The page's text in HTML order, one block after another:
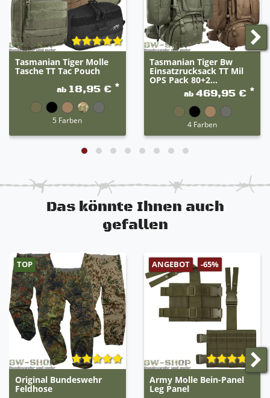
Schultergurte von min. 75 cm bis max. 100 cm
einstellbar
Taillenweite von min. 82 cm bis max. 149 cm
einstellbar (Vorder- und Seitenteile 67 cm +
längenverstellbarer Bauchgurt)
IRR-Eigenschaften der Materialien nach TL 8305-
0278 (nur bei Auswahl der Farbe: Steingrau-Oliv
IRR)
Tasmanian Tiger Molle
Tasche TT Tac Pouch
ab 18,95 € *
5 Farben
Tasmanian Tiger Bw
Einsatzrucksack TT Mil
OPS Pack 80+2...
ab 469,95 € *
4 Farben
Das könnte Ihnen auch
gefallen
TOP
Original Bundeswehr
Feldhose
ANGEBOT -65%
Army Molle Bein-Panel
Leg Panel